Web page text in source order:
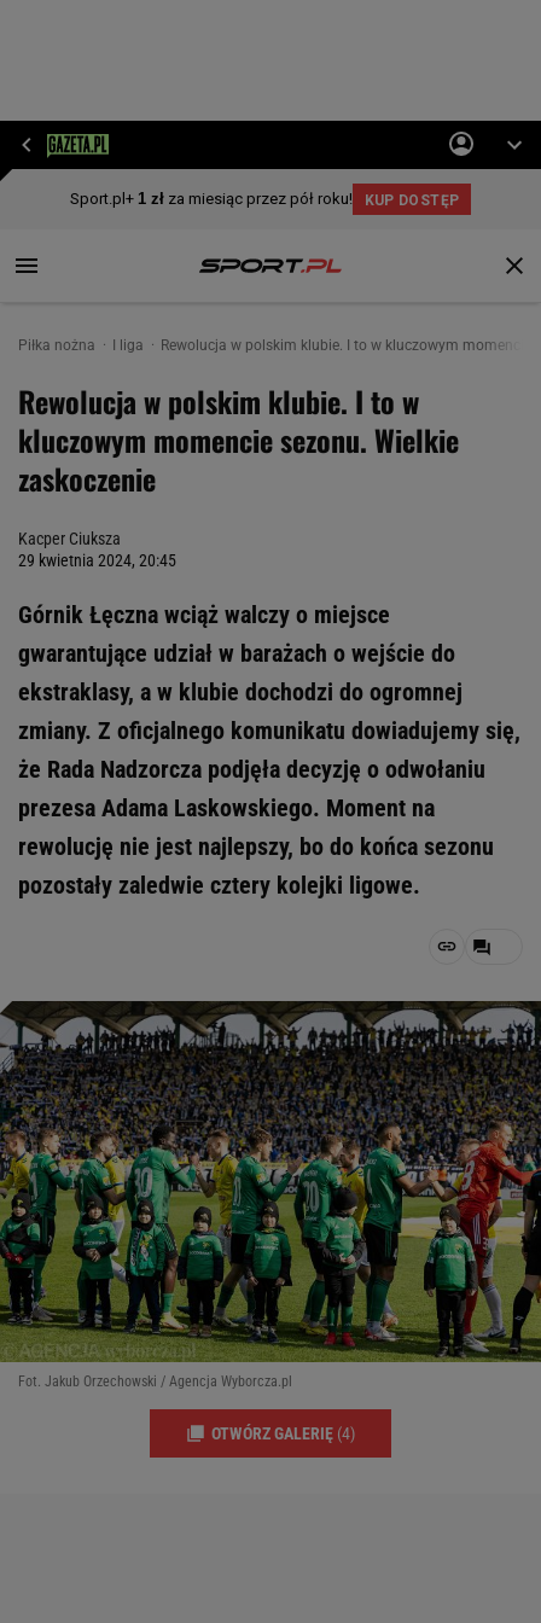
Piłka nożna I liga Rewolucja w polskim klubie. I to w kluczowym momencie
Rewolucja w polskim klubie. I to w
kluczowym momencie sezonu. Wielkie
zaskoczenie
Kacper Ciuksza
29 kwietnia 2024, 20:45
Górnik Łęczna wciąż walczy o miejsce
gwarantujące udział w barażach o wejście do
ekstraklasy, a w klubie dochodzi do ogromnej
zmiany. Z oficjalnego komunikatu dowiadujemy się,
że Rada Nadzorcza podjęła decyzję o odwołaniu
prezesa Adama Laskowskiego. Moment na
rewolucję nie jest najlepszy, bo do końca sezonu
pozostały zaledwie cztery kolejki ligowe.
Fot. Jakub Orzechowski / Agencja Wyborcza.pl
OTWÓRZ GALERIĘ (4)